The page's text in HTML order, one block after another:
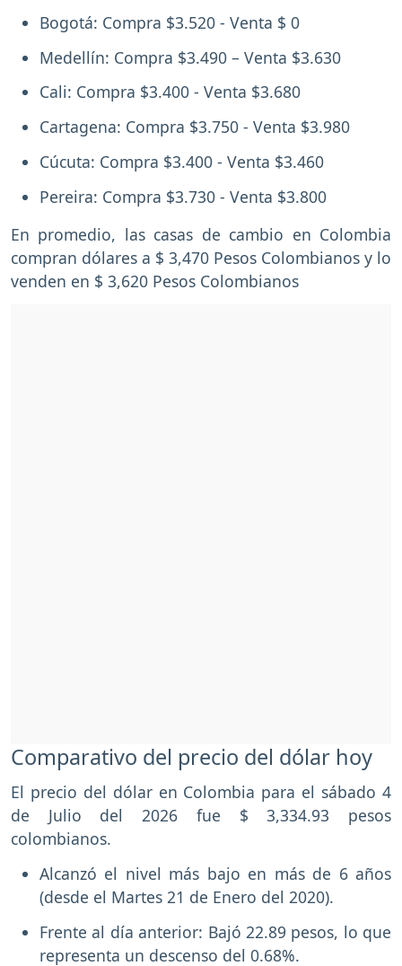
Bogotá: Compra $3.520 - Venta $ 0
Medellín: Compra $3.490 – Venta $3.630
Cali: Compra $3.400 - Venta $3.680
Cartagena: Compra $3.750 - Venta $3.980
Cúcuta: Compra $3.400 - Venta $3.460
Pereira: Compra $3.730 - Venta $3.800
En promedio, las casas de cambio en Colombia
compran dólares a $ 3,470 Pesos Colombianos y lo
venden en $ 3,620 Pesos Colombianos
Comparativo del precio del dólar hoy
El precio del dólar en Colombia para el sábado 4
de Julio del 2026 fue $ 3,334.93 pesos
colombianos.
Alcanzó el nivel más bajo en más de 6 años
(desde el Martes 21 de Enero del 2020).
Frente al día anterior: Bajó 22.89 pesos, lo que
representa un descenso del 0.68%.